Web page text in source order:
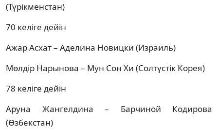
(Түрікменстан)
70 келіге дейін
Ажар Асхат – Аделина Новицки (Израиль)
Мөлдір Нарынова – Мун Сон Хи (Солтүстік Корея)
78 келіге дейін
Аруна Жангелдина – Барчиной Кодирова
(Өзбекстан)